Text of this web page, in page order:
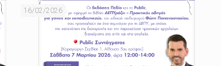
16/02/2026